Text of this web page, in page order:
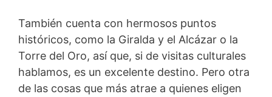
También cuenta con hermosos puntos
históricos, como la Giralda y el Alcázar o la
Torre del Oro, así que, si de visitas culturales
hablamos, es un excelente destino. Pero otra
de las cosas que más atrae a quienes eligen